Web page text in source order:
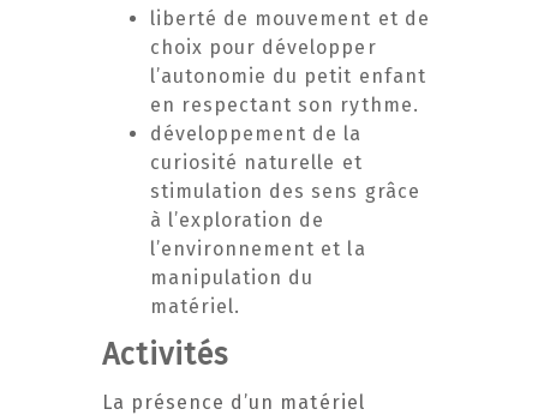
liberté de mouvement et de
choix pour développer
l’autonomie du petit enfant
en respectant son rythme.
développement de la
curiosité naturelle et
stimulation des sens grâce
à l’exploration de
l’environnement et la
manipulation du
matériel.
Activités
La présence d’un matériel